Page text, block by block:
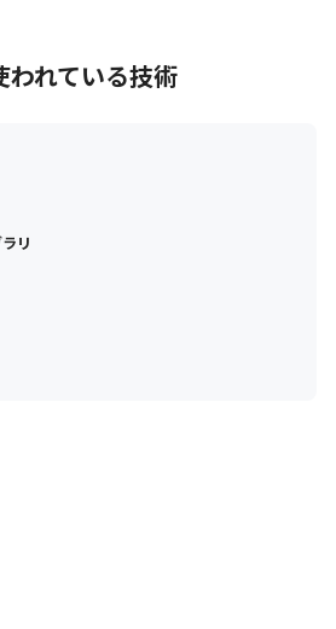
）など
しを行っています。
われている技術
リ